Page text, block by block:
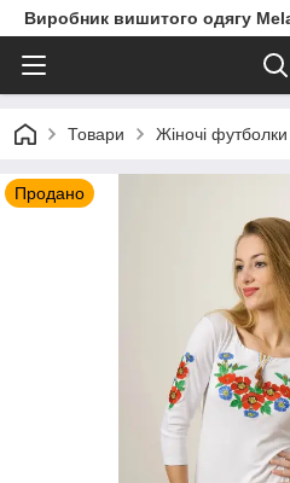
Виробник вишитого одягу
Товари Жіночі
Продано